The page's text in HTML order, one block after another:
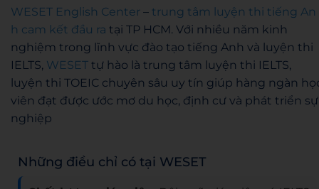
WESET English Center – trung tâm luyện thi tiếng An
h cam kết đầu ra tại TP HCM. Với nhiều năm kinh
nghiệm trong lĩnh vực đào tạo tiếng Anh và luyện thi
IELTS, WESET tự hào là trung tâm luyện thi IELTS,
luyện thi TOEIC chuyên sâu uy tín giúp hàng ngàn
viên đạt được ước mơ du học, định cư và phát triển sự
nghiệp
Những điều chỉ có tại WESET